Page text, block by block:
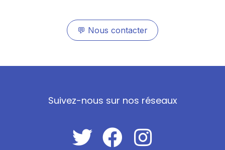
💬 Nous contacter
Suivez-nous sur nos réseaux